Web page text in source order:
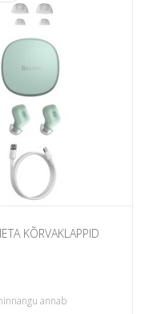
KÕRVAKLAPPID
annab